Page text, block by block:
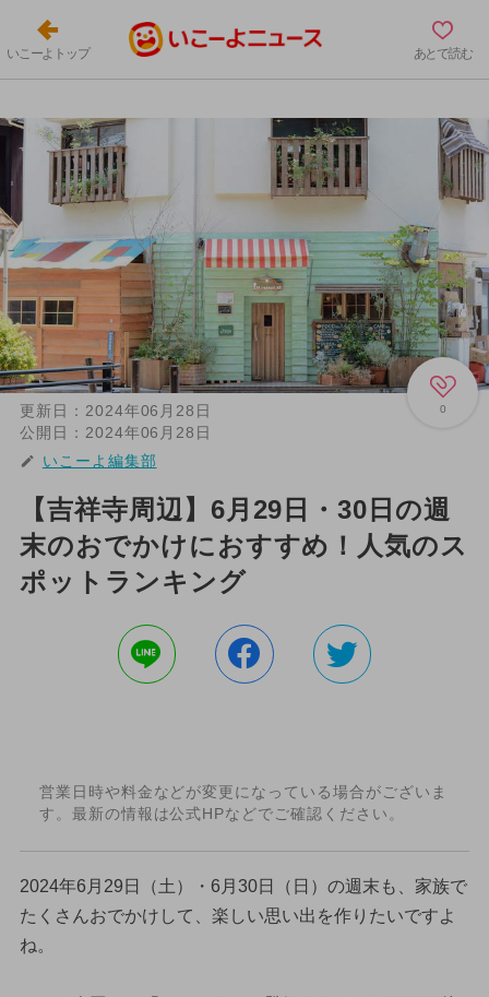
いこーよトップ あとで読む
0
更新日： 2024年06月28日
公開日： 2024年06月28日
いこーよ編集部
【吉祥寺周辺】6月29日・30日の週
末のおでかけにおすすめ！人気のス
ポットランキング
営業日時や料金などが変更になっている場合がございま
す。最新の情報は公式HPなどでご確認ください。
2024年6月29日（土）・6月30日（日）の週末も、家族で
たくさんおでかけして、楽しい思い出を作りたいですよ
ね。